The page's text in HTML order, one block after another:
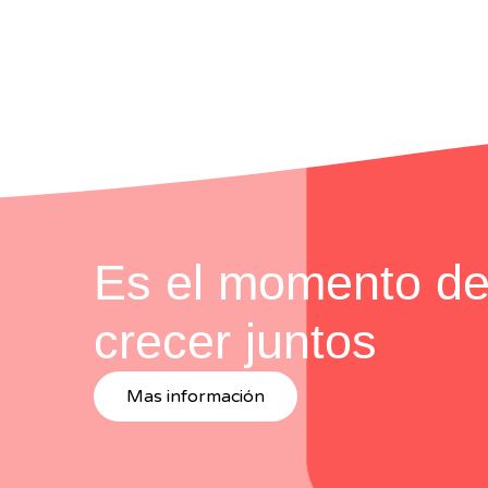
Es el momento
crecer juntos
Mas información